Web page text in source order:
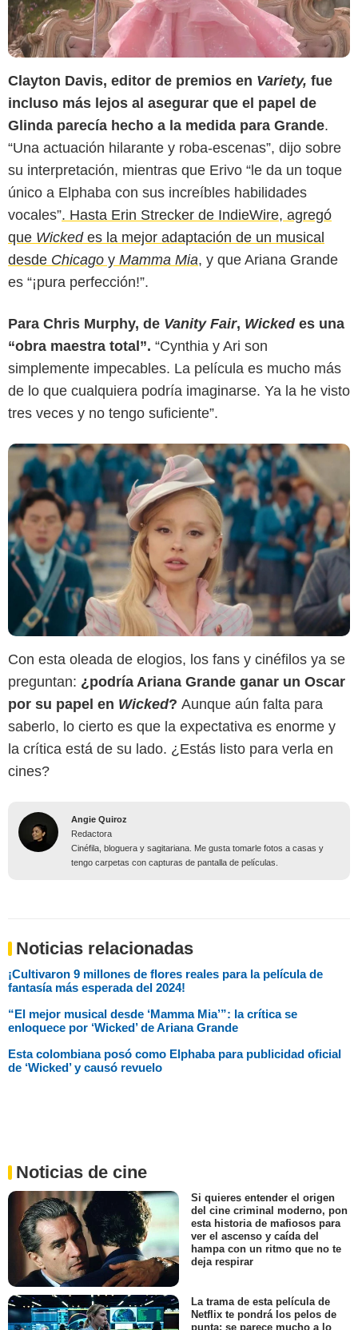
Clayton Davis, editor de premios en Variety, fue
incluso más lejos al asegurar que el papel de
Glinda parecía hecho a la medida para Grande.
“Una actuación hilarante y roba-escenas”, dijo sobre
su interpretación, mientras que Erivo “le da un toque
único a Elphaba con sus increíbles habilidades
vocales”. Hasta Erin Strecker de IndieWire, agregó
que Wickedes la mejor adaptación de un musical
desde Chicago y Mamma Mia, y que Ariana Grande
es “¡pura perfección!”.
Para Chris Murphy, de Vanity Fair, Wickedes una
“obra maestra total”. “Cynthia y Ari son
simplemente impecables. La película es mucho más
de lo que cualquiera podría imaginarse. Ya la he visto
tres veces y no tengo suficiente”.
Glamour México
Con esta oleada de elogios, los fans y cinéfilos ya se
preguntan: ¿podría Ariana Grande ganar un Oscar
por su papel en Wicked? Aunque aún falta para
saberlo, lo cierto es que la expectativa es enorme y
la crítica está de su lado. ¿Estás listo para verla en
cines?
Angie Quiroz
Redactora
Cinéfila, bloguera y sagitariana. Me gusta tomarle fotos a casas y
tengo carpetas con capturas de pantalla de películas.
Noticias relacionadas
¡Cultivaron 9 millones de flores reales para la película de
fantasía más esperada del 2024!
“El mejor musical desde ‘Mamma Mia’”: la crítica se
enloquece por ‘Wicked’ de Ariana Grande
Esta colombiana posó como Elphaba para publicidad oficial
de ‘Wicked’ y causó revuelo
Noticias de cine
Si quieres entender el origen
del cine criminal moderno, pon
esta historia de mafiosos para
ver el ascenso y caída del
hampa con un ritmo que no te
deja respirar
La trama de esta película de
Netflix te pondrá los pelos de
punta: se parece mucho a lo